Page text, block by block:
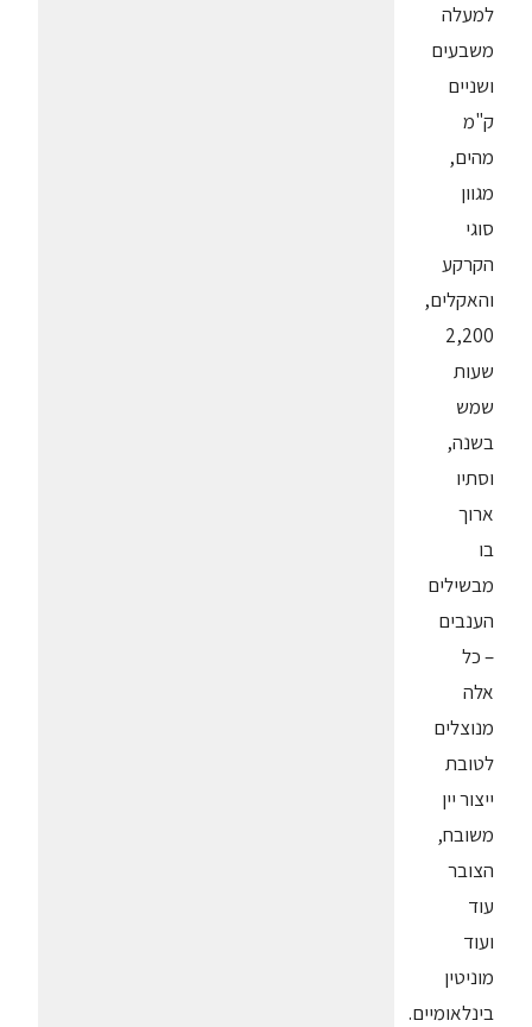
למעלה
משבעים
ושניים
ק"מ
מהים,
מגוון
סוגי
הקרקע
והאקלים,
2,200
שעות
שמש
בשנה,
וסתיו
ארוך
בו
מבשילים
הענבים
– כל
אלה
מנוצלים
לטובת
ייצור יין
משובח,
הצובר
עוד
ועוד
מוניטין
בינלאומיים.